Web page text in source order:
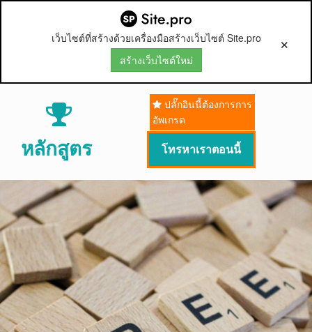
เว็บไซต์ที่สร้างด้วยเครื่องมือสร้างเว็บไซต์ Site.pro
สร้างเว็บไซต์ใหม่

หลักสูตร
ปลั๊กอินนี้ต้องการการ
อัพเกรด
โทรหาเราตอนนี้